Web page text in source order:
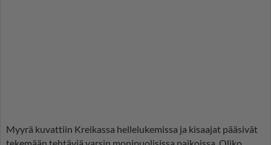
Myyrä kuvattiin Kreikassa hellelukemissa ja kisaajat pääsivät
tekemään tehtäviä varsin monipuolisissa paikoissa. Oliko